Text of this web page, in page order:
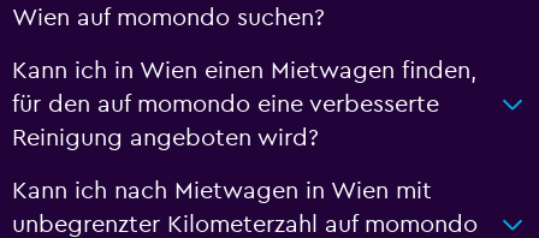
Wien auf momondo suchen?
Kann ich in Wien einen Mietwagen finden,
für den auf momondo eine verbesserte
Reinigung angeboten wird?
Kann ich nach Mietwagen in Wien mit
unbegrenzter Kilometerzahl auf momondo